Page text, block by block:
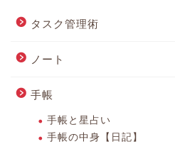
タスク管理術
ノート
手帳
手帳と星占い
手帳の中身【日記】